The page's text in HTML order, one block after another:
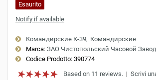
Esaurito
Notify if available
Командирские К-39 Командирские
Marca: ЗАО Чистопольский Часовой
Codice Prodotto: 390774
Based on 11 reviews. | Scrivi